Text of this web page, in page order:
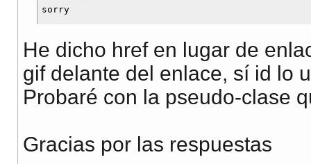
He dicho href en lugar de
gif delante del enlace, sí id lo
Probaré con la pseudo-clase
Gracias por las respuestas